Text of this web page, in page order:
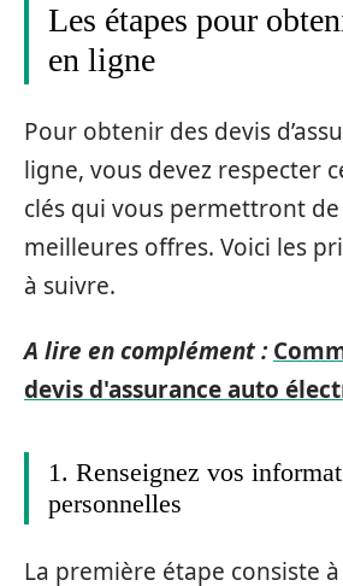
Les étapes pour
en ligne
Pour obtenir des devis
ligne, vous devez respecter
clés qui vous permettront
meilleures offres. Voici les
à suivre.
A lire en complément :
devis d'assurance auto
1. Renseignez vos
personnelles
La première étape consiste à